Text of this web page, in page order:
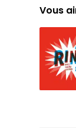
Vous